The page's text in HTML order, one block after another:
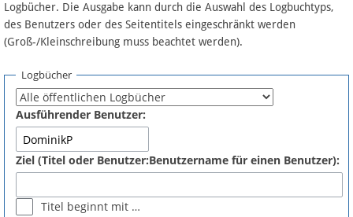
FAQ
Fördermitglied werden
Fehler melden
Logbücher. Die Ausgabe kann durch die Auswahl des Logbuchtyps,
des Benutzers oder des Seitentitels eingeschränkt werden
(Groß-/Kleinschreibung muss beachtet werden).
Logbücher
Ausführender Benutzer:
Ziel (Titel oder Benutzer:Benutzername für einen Benutzer):
Titel beginnt mit …